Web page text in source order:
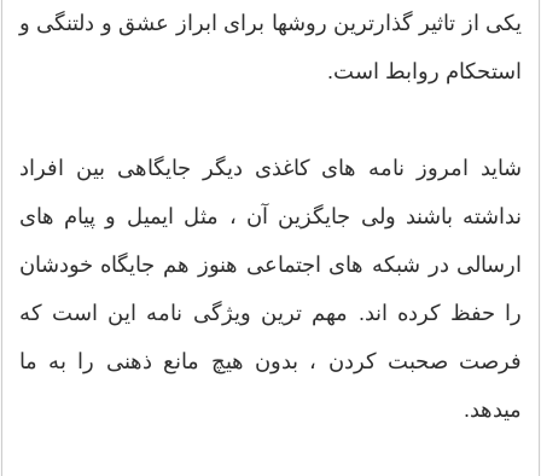
یکی از تاثیر گذارترین روشها برای ابراز عشق و دلتنگی و
استحکام روابط است.
شاید امروز نامه های کاغذی دیگر جایگاهی بین افراد
نداشته باشند ولی جایگزین آن ، مثل ایمیل و پیام های
ارسالی در شبکه های اجتماعی هنوز هم جایگاه خودشان
را حفظ کرده اند. مهم ترین ویژگی نامه این است که
فرصت صحبت کردن ، بدون هیچ مانع ذهنی را به ما
میدهد.